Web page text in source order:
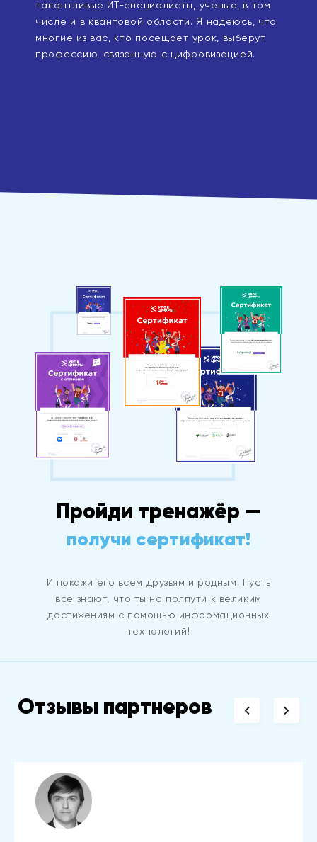
талантливые ИТ-специалисты, ученые, в том
числе и в квантовой области. Я надеюсь, что
многие из вас, кто посещает урок, выберут
профессию, связанную с цифровизацией.
Пройди тренажёр —
получи сертификат!
И покажи его всем друзьям и родным. Пусть
все знают, что ты на полпути к великим
достижениям с помощью информационных
технологий!
Отзывы партнеров